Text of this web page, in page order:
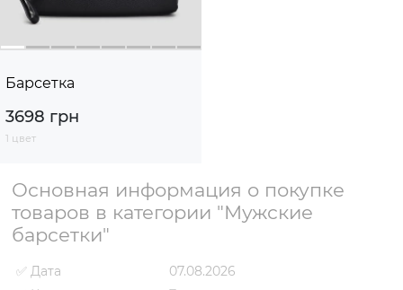
Барсетка
3698 грн
1 цвет
Основная информация о покупке
товаров в категории "Мужские
барсетки"
✅ Дата
07.08.2026